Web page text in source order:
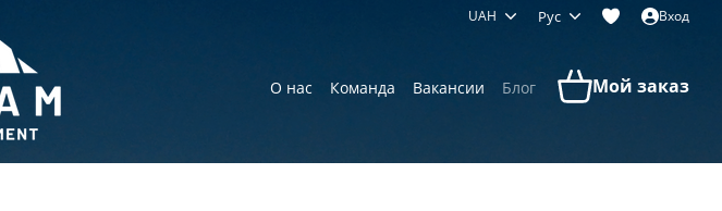
UAH Рус Вход
О нас Команда Вакансии Блог Мой заказ